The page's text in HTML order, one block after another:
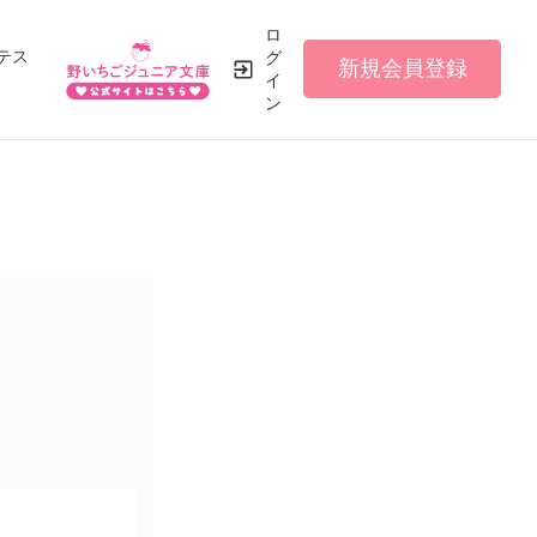
ス
ロ
グ
イ
ン
新規会員登録